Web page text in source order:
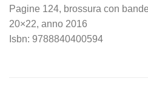
Pagine 124, brossura con
20×22, anno 2016
Isbn: 9788840400594